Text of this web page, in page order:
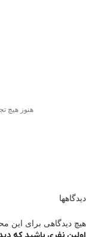
هنوز هیچ
دیدگاهها
هیچ دیدگاهی برای این